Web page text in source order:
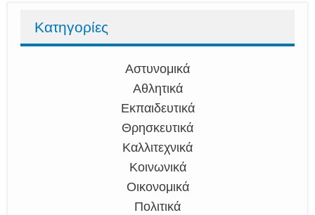
Κατηγορίες
Αστυνομικά
Αθλητικά
Εκπαιδευτικά
Θρησκευτικά
Καλλιτεχνικά
Κοινωνικά
Οικονομικά
Πολιτικά